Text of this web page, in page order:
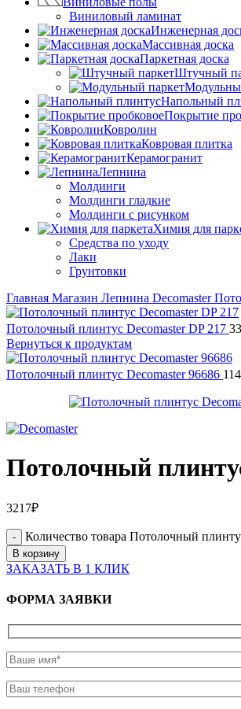
Виниловый ламинат
Инженерная
Массивная доска
Паркетная доска
Штучный
Напольный
Покрытие
Ковролин
Ковровая плитка
Керамогранит
Лепнина
Молдинги
Молдинги гладкие
Молдинги с рисунком
Химия для
Средства по уходу
Лаки
Грунтовки
Главная Магазин Лепнина Decomaster
Потолочный плинтус Decomaster DP 217
Вернуться к продуктам
Потолочный плинтус Decomaster 96686
Потолочный
3217₽
Количество товара Потолочный
В корзину
ЗАКАЗАТЬ В 1 КЛИК
ФОРМА ЗАЯВКИ